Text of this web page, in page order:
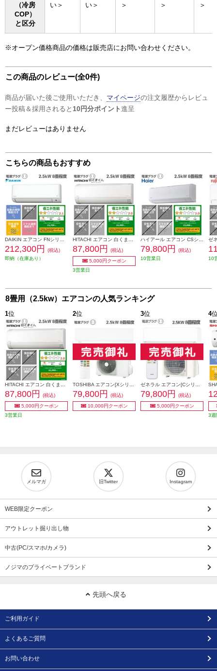
（冷房
COP）
と区分
い＞
い＞
＞
＞
＞
※オープン価格商品の価格は販売店にお問い合わせください。
この商品のレビュー(全0件)
商品が届いた後ご使用いただき、 マイページの注文履歴からレビュ
ー投稿＆採用されると 10円分ポイント進呈
まだレビューはありません
こちらの商品もおすすめ
212,300円
(税込)
即納（在庫あり）
87,800円
(税込)
5,000円クーポン
3営業日
79,800円
(税込)
10営業日
10
8畳用（2.5kw）エアコンの人気ランキング
1位
87,800円
(税込)
5,000円クーポン
3営業日
2位
79,800円
(税込)
10,000円クーポン
3位
79,800円
(税込)
5,000円クーポン
4
3週
メルマガ 旧Twitter Instagram
WEB限定クーポン
アウトレット掘り出し物
中古(PC/スマホ/カメラ)
ノジマのプライベートブランド
先頭へ戻る
ご利用ガイド
よくあるご質問
お問い合わせ